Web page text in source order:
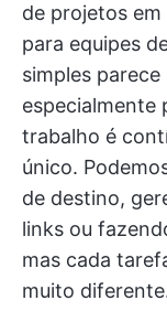
de projetos
para equipes
simples
especialmente
trabalho é
único.
de destino,
links ou
mas cada
muito